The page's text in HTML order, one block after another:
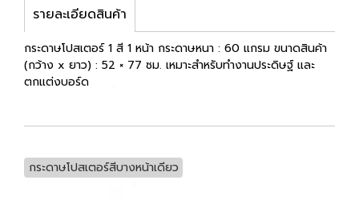
รายละเอียดสินค้า
กระดาษโปสเตอร์ 1 สี 1 หน้า กระดาษหนา : 60 แกรม ขนาดสินค้า
(กว้าง x ยาว) : 52 × 77 ซม. เหมาะสำหรับทำงานประดิษฐ์ และ
ตกแต่งบอร์ด
กระดาษโปสเตอร์สีบางหน้าเดียว